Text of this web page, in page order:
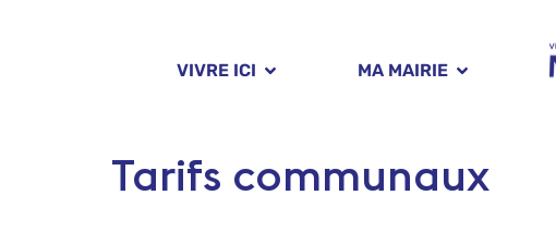
VIVRE ICI MA MAIRIE
Tarifs communaux